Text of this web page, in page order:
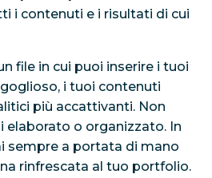
i contenuti e i risultati di cui
file in cui puoi inserire i tuoi
i tuoi contenuti
più accattivanti. Non
elaborato o organizzato. In
sempre a portata di mano
rinfrescata al tuo portfolio.